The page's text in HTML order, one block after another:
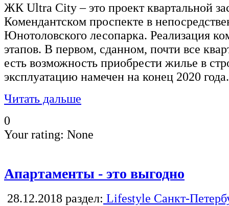
ЖК Ultra City – это проект квартальной
Комендантском проспекте в
Юнотоловского лесопарка. Реализация
этапов. В первом, сданном, почти все
есть возможность приобрести жилье в
эксплуатацию намечен на конец 2020 года.
Читать дальше
0
Your rating: None
Апартаменты - это выгодно
28.12.2018 раздел: Lifestyle Санкт-